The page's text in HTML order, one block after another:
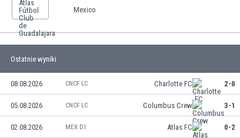
Mexico
Ostatnie wyniki
08.08.2026 CNCF LC Charlotte FC 2-0
05.08.2026 CNCF LC Columbus Crew 3-1
02.08.2026 MEX D1 Atlas FC 0-2